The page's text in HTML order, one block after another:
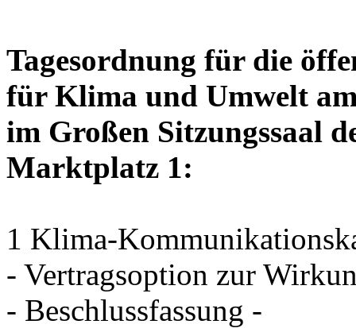
Tagesordnung für die
für Klima und Umwelt
im Großen Sitzungssaal
Marktplatz 1:
1 Klima-
- Vertragsoption zur
- Beschlussfassung -